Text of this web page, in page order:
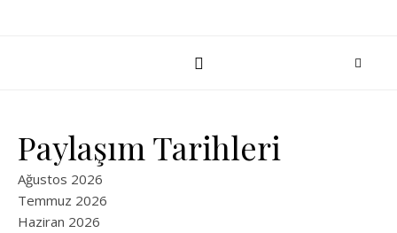
Paylaşım Tarihleri
Ağustos 2026
Temmuz 2026
Haziran 2026